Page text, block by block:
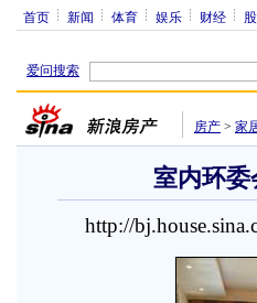
首页 新闻 体育 娱乐 财经
爱问搜索
房产 > 家
室内环
http://